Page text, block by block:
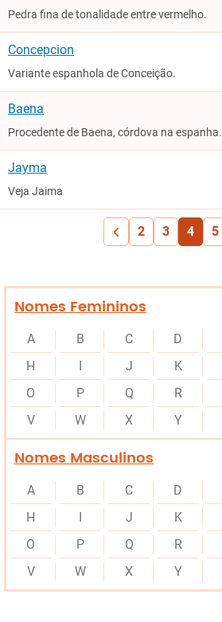
Pedra fina de tonalidade entre vermelho.
Concepcion
Variante espanhola de Conceição.
Baena
Procedente de Baena, córdova na espanha.
Jayma
Veja Jaima
2 3 4 5
Nomes Femininos
A B C D
H
J K
O
P Q R
V
W X Y
Nomes Masculinos
A B C D
H
J K
O
P Q R
V
W X Y